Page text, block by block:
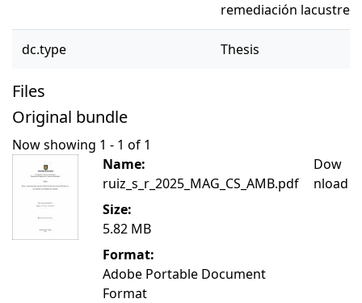
remediación lacustre.
dc.type Thesis
Files
Original bundle
Now showing 1 - 1 of 1
Name:
ruiz_s_r_2025_MAG_CS_AMB.pdf
Size:
5.82 MB
Format:
Adobe Portable Document
Format
Dow
nload